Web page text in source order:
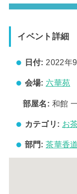
イベント詳細
日付: 2022年
会場: 六華苑
部屋名: 和館
カテゴリ: お
部門: 茶華香道